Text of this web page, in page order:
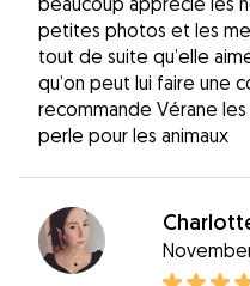
petites photos et les
tout de suite qu’elle
qu’on peut lui faire une
recommande Vérane
perle pour les animaux